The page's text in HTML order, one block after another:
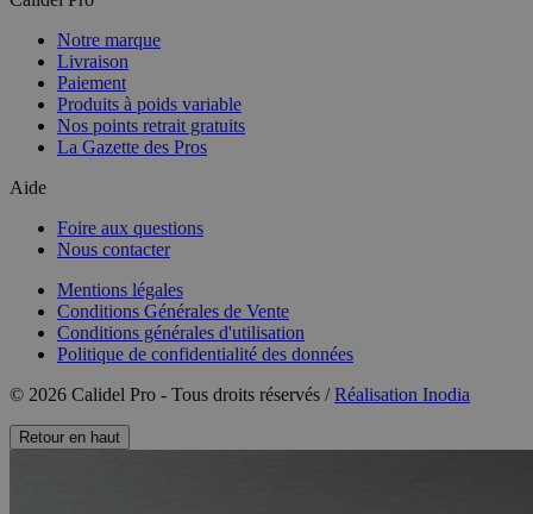
Notre marque
Livraison
Paiement
Produits à poids variable
Nos points retrait gratuits
La Gazette des Pros
Aide
Foire aux questions
Nous contacter
Mentions légales
Conditions Générales de Vente
Conditions générales d'utilisation
Politique de confidentialité des données
© 2026 Calidel Pro - Tous droits réservés /Réalisation Inodia
Retour en haut